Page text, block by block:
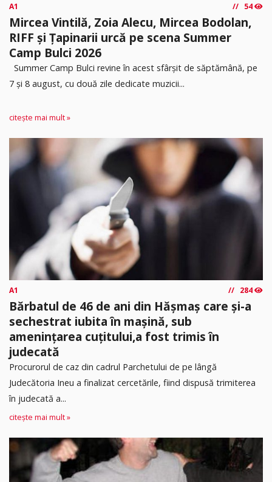
A1 54
Mircea Vintilă, Zoia Alecu, Mircea Bodolan,
RIFF și Țapinarii urcă pe scena Summer
Camp Bulci 2026
Summer Camp Bulci revine în acest sfârșit de săptămână, pe
7 și 8 august, cu două zile dedicate muzicii...
citește mai mult »
A1 284
Bărbatul de 46 de ani din Hășmaș care și-a
sechestrat iubita în mașină, sub
amenințarea cuțitului,a fost trimis în
judecată
Procurorul de caz din cadrul Parchetului de pe lângă
Judecătoria Ineu a finalizat cercetările, fiind dispusă trimiterea
în judecată a...
citește mai mult »